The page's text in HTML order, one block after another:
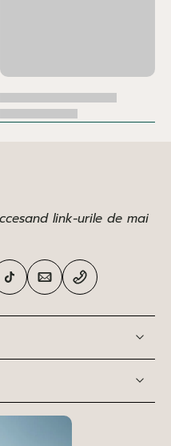
link-urile de mai